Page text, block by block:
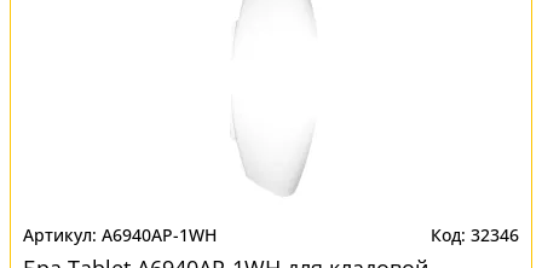
A6940AP-1WH 32346